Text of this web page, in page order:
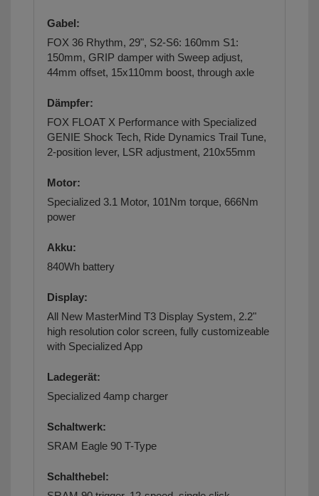
Gabel:
FOX 36 Rhythm, 29", S2-S6: 160mm S1:
150mm, GRIP damper with Sweep adjust,
44mm offset, 15x110mm boost, through axle
Dämpfer:
FOX FLOAT X Performance with Specialized
GENIE Shock Tech, Ride Dynamics Trail Tune,
2-position lever, LSR adjustment, 210x55mm
Motor:
Specialized 3.1 Motor, 101Nm torque, 666Nm
power
Akku:
840Wh battery
Display:
All New MasterMind T3 Display System, 2.2"
high resolution color screen, fully customizeable
with Specialized App
Ladegerät:
Specialized 4amp charger
Schaltwerk:
SRAM Eagle 90 T-Type
Schalthebel: